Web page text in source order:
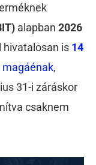
alapban 2026
hivatalosan is 14
,
31-i záráskor
csaknem